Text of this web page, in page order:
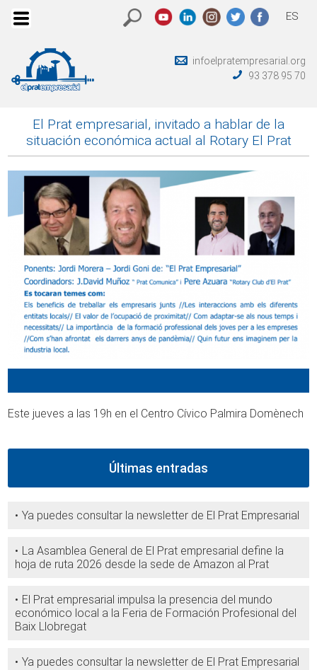
ES
infoelpratempresarial.org
93 378 95 70
El Prat empresarial, invitado a hablar de la
situación económica actual al Rotary El Prat
Este jueves a las 19h en el Centro Cívico Palmira Domènech
Últimas entradas
Ya puedes consultar la newsletter de El Prat Empresarial
La Asamblea General de El Prat empresarial define la
hoja de ruta 2026 desde la sede de Amazon al Prat
El Prat empresarial impulsa la presencia del mundo
económico local a la Feria de Formación Profesional del
Baix Llobregat
Ya puedes consultar la newsletter de El Prat Empresarial